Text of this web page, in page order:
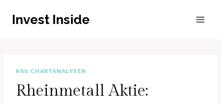
InhaltInvest Inside
RSS CHARTANALYSEN
Rheinmetall Aktie: